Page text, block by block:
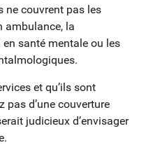
ne couvrent pas les
ambulance, la
santé mentale ou les
et qu’ils sont
pas d’une couverture
judicieux d’envisager